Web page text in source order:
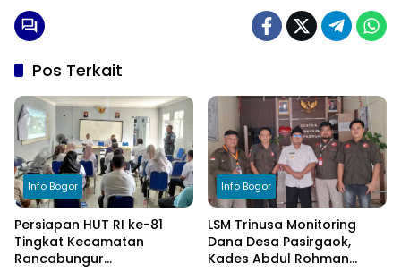
Pos Terkait
Info Bogor
Persiapan HUT RI ke-81
Tingkat Kecamatan
Rancabungur
Info Bogor
LSM Trinusa Monitoring
Dana Desa Pasirgaok,
Kades Abdul Rohman